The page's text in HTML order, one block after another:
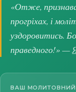
«Отже,
прогріхах, і
уздоровитись.
праведного!» —
ВАШ МОЛИТОВНИЙ